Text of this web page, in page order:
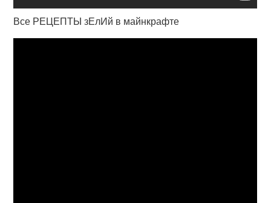
Все РЕЦЕПТЫ зЕлИй в майнкрафте